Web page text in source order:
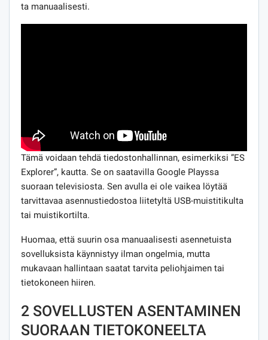
ta manuaalisesti.
Tämä voidaan tehdä tiedostonhallinnan, esimerkiksi ”ES
Explorer”, kautta. Se on saatavilla Google Playssa
suoraan televisiosta. Sen avulla ei ole vaikea löytää
tarvittavaa asennustiedostoa liitetyltä USB-muistitikulta
tai muistikortilta.
Huomaa, että suurin osa manuaalisesti asennetuista
sovelluksista käynnistyy ilman ongelmia, mutta
mukavaan hallintaan saatat tarvita peliohjaimen tai
tietokoneen hiiren.
2 SOVELLUSTEN ASENTAMINEN
SUORAAN TIETOKONEELTA